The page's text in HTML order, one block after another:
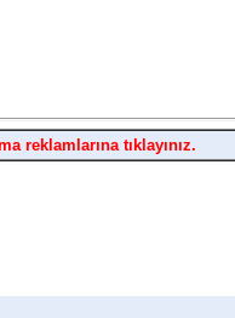
reklamlarına tıklayınız.